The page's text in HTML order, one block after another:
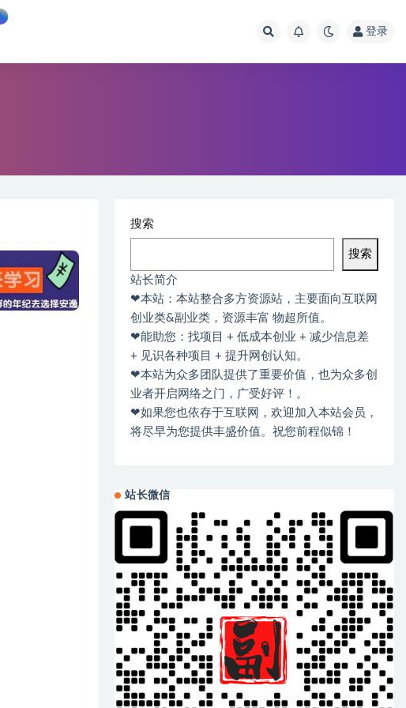
登录
搜索
搜索
站长简介
❤本站：本站整合多方资源站，主要面向互联网
创业类&副业类，资源丰富 物超所值。
❤能助您：找项目 + 低成本创业 + 减少信息差
+ 见识各种项目 + 提升网创认知。
❤本站为众多团队提供了重要价值，也为众多创
业者开启网络之门，广受好评！。
❤如果您也依存于互联网，欢迎加入本站会员，
将尽早为您提供丰盛价值。祝您前程似锦！
站长微信